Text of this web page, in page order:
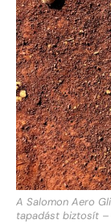
A Salomon Aero
tapadást biztosít –